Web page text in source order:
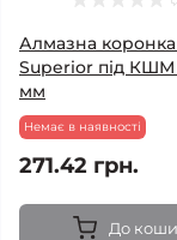
Алмазна
Superior під КШМ
мм
Немає в наявності
271.42 грн.
До